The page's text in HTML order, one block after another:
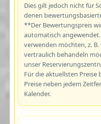
Dies gilt jedoch nicht für
denen
**Der Bewertungspreis
automatisch
verwenden möchten, z.
vertraulich behandeln
unser
Für die aktuellsten Preise
Preise neben jedem
Kalender.